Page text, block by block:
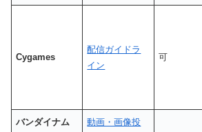
Cygames
配信ガイドラ
イン
可
バンダイナム
動画・画像投